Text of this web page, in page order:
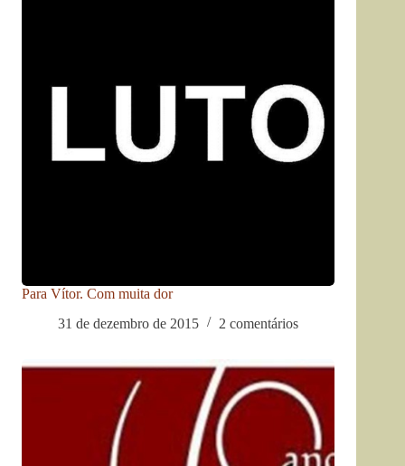
Para Vítor. Com muita dor
31 de dezembro de 2015
2 comentários